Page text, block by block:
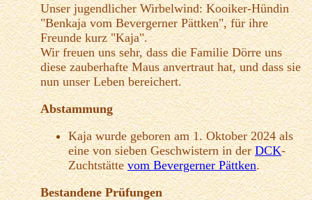
Unser jugendlicher Wirbelwind: Kooiker-Hündin
"Benkaja vom Bevergerner Pättken", für ihre
Freunde kurz "Kaja".
Wir freuen uns sehr, dass die Familie Dörre uns
diese zauberhafte Maus anvertraut hat, und dass sie
nun unser Leben bereichert.
Abstammung
Kaja wurde geboren am 1. Oktober 2024 als
eine von sieben Geschwistern in derDCK-
Zuchtstättevom Bevergerner Pättken.
Bestandene Prüfungen